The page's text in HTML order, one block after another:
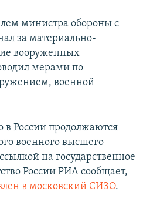
министра обороны с
за материально-
вооруженных
мерами по
военной
в России продолжаются
военного высшего
на государственное
России РИА сообщает,
в московский СИЗО.